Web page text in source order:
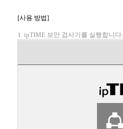
[사용 방법]
1. ipTIME 보안 검사기를 실행합니다.